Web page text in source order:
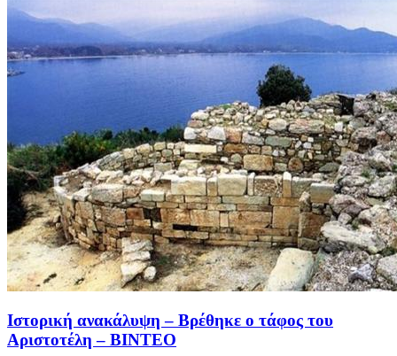
Ιστορική ανακάλυψη – Βρέθηκε ο τάφος του
Αριστοτέλη – ΒΙΝΤΕΟ